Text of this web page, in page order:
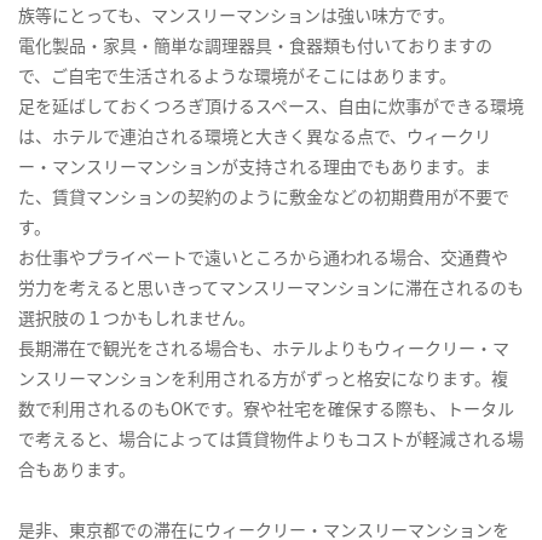
族等にとっても、マンスリーマンションは強い味方です。
電化製品・家具・簡単な調理器具・食器類も付いておりますの
で、ご自宅で生活されるような環境がそこにはあります。
足を延ばしておくつろぎ頂けるスペース、自由に炊事ができる環境
は、ホテルで連泊される環境と大きく異なる点で、ウィークリ
ー・マンスリーマンションが支持される理由でもあります。ま
た、賃貸マンションの契約のように敷金などの初期費用が不要で
す。
お仕事やプライベートで遠いところから通われる場合、交通費や
労力を考えると思いきってマンスリーマンションに滞在されるのも
選択肢の１つかもしれません。
長期滞在で観光をされる場合も、ホテルよりもウィークリー・マ
ンスリーマンションを利用される方がずっと格安になります。複
数で利用されるのもOKです。寮や社宅を確保する際も、トータル
で考えると、場合によっては賃貸物件よりもコストが軽減される場
合もあります。
是非、東京都での滞在にウィークリー・マンスリーマンションを